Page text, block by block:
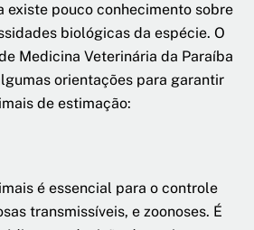
existe pouco conhecimento sobre
biológicas da espécie. O
Medicina Veterinária da Paraíba
orientações para garantir
de estimação:
é essencial para o controle
transmissíveis, e zoonoses. É